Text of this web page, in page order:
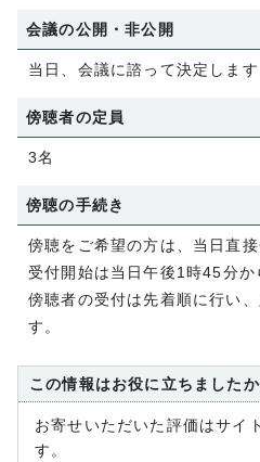
会議の公開・非公開
当日、会議に諮って決定します
傍聴者の定員
3名
傍聴の手続き
傍聴をご希望の方は、当日直
受付開始は当日午後1時45分か
傍聴者の受付は先着順に行い
す。
この情報はお役に立ちましたか
お寄せいただいた評価はサイ
す。